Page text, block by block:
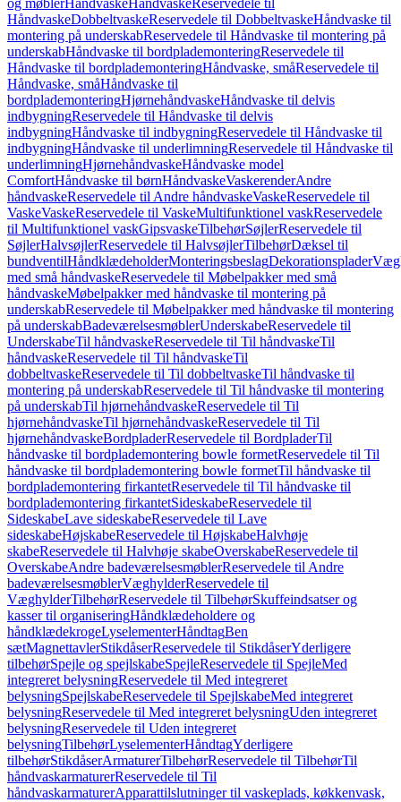
og møblerHåndvaskeHåndvaskeReservedele til
HåndvaskeDobbeltvaskeReservedele til DobbeltvaskeHåndvaske til
montering på underskabReservedele til Håndvaske til montering på
underskabHåndvaske til bordplademonteringReservedele til
Håndvaske til bordplademonteringHåndvaske, småReservedele til
Håndvaske, småHåndvaske til
bordplademonteringHjørnehåndvaskeHåndvaske til delvis
indbygningReservedele til Håndvaske til delvis
indbygningHåndvaske til indbygningReservedele til Håndvaske til
indbygningHåndvaske til underlimningReservedele til Håndvaske til
underlimningHjørnehåndvaskeHåndvaske model
ComfortHåndvaske til børnHåndvaskeVaskerenderAndre
håndvaskeReservedele til Andre håndvaskeVaskeReservedele til
VaskeVaskeReservedele til VaskeMultifunktionel vaskReservedele
til Multifunktionel vaskGipsvaskeTilbehørSøjlerReservedele til
SøjlerHalvsøjlerReservedele til HalvsøjlerTilbehørDæksel til
bundventilHåndklædeholderMonteringsbeslagDekorationsplader
med små håndvaskeReservedele til Møbelpakker med små
håndvaskeMøbelpakker med håndvaske til montering på
underskabReservedele til Møbelpakker med håndvaske til montering
på underskabBadeværelsesmøblerUnderskabeReservedele til
UnderskabeTil håndvaskeReservedele til Til håndvaskeTil
håndvaskeReservedele til Til håndvaskeTil
dobbeltvaskeReservedele til Til dobbeltvaskeTil håndvaske til
montering på underskabReservedele til Til håndvaske til montering
på underskabTil hjørnehåndvaskeReservedele til Til
hjørnehåndvaskeTil hjørnehåndvaskeReservedele til Til
hjørnehåndvaskeBordpladerReservedele til BordpladerTil
håndvaske til bordplademontering bowle formetReservedele til Til
håndvaske til bordplademontering bowle formetTil håndvaske til
bordplademontering firkantetReservedele til Til håndvaske til
bordplademontering firkantetSideskabeReservedele til
SideskabeLave sideskabeReservedele til Lave
sideskabeHøjskabeReservedele til HøjskabeHalvhøje
skabeReservedele til Halvhøje skabeOverskabeReservedele til
OverskabeAndre badeværelsesmøblerReservedele til Andre
badeværelsesmøblerVæghylderReservedele til
VæghylderTilbehørReservedele til TilbehørSkuffeindsatser og
kasser til organiseringHåndklædeholdere og
håndklædekrogeLyselementerHåndtagBen
sætMagnettavlerStikdåserReservedele til StikdåserYderligere
tilbehørSpejle og spejlskabeSpejleReservedele til SpejleMed
integreret belysningReservedele til Med integreret
belysningSpejlskabeReservedele til SpejlskabeMed integreret
belysningReservedele til Med integreret belysningUden integreret
belysningReservedele til Uden integreret
belysningTilbehørLyselementerHåndtagYderligere
tilbehørStikdåserArmaturerTilbehørReservedele til TilbehørTil
håndvaskarmaturerReservedele til Til
håndvaskarmaturerApparattilslutninger til vaskeplads, køkkenvask,